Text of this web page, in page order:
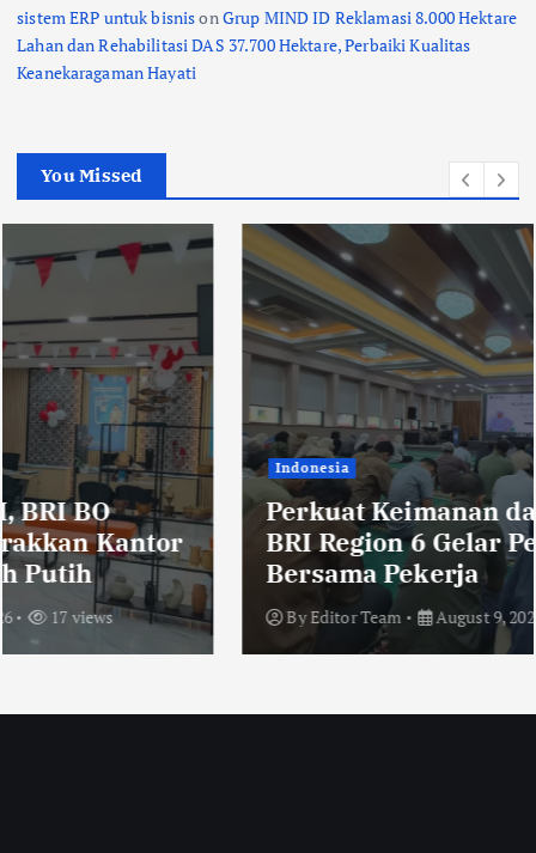
sistem ERP untuk bisnisonGrup MIND ID Reklamasi 8.000 Hektare
Lahan dan Rehabilitasi DAS 37.700 Hektare, Perbaiki Kualitas
Keanekaragaman Hayati
You Missed
Indonesia
Perkuat Keimanan dan Ukhuwah,
BRI Region 6 Gelar Pengajian Rutin
Bersama Pekerja
ByEditor Team August 9, 2026 16 views